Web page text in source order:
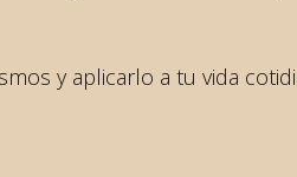
y aplicarlo a tu vida